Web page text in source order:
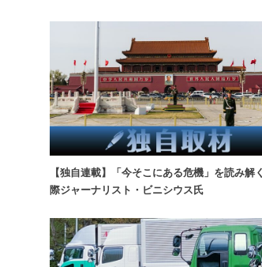
【独自連載】「今そこにある危機」を読み
際ジャーナリスト・ビニシウス氏